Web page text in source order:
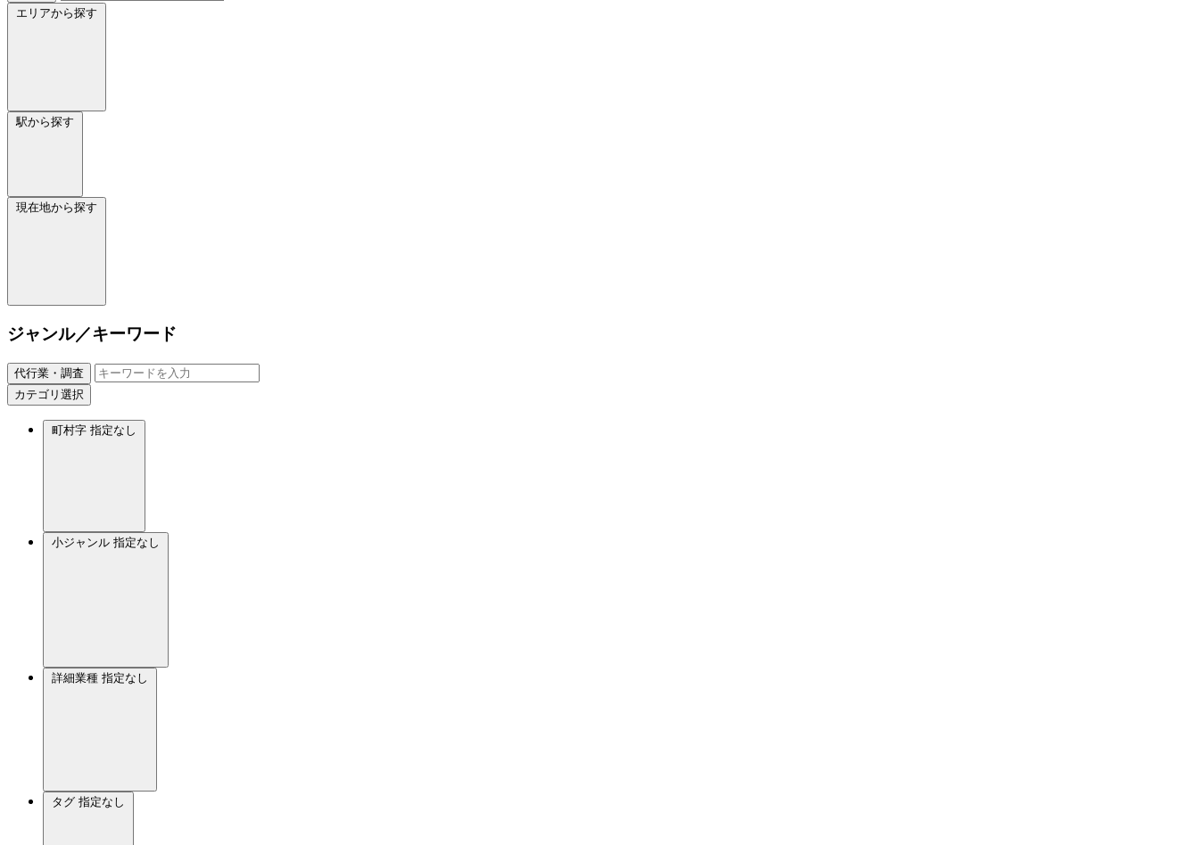
エリアから探す
駅から探す
現在地から探す
ジャンル／キーワード
代行業・調査
カテゴリ選択
町村字 指定なし
小ジャンル 指定なし
詳細業種 指定なし
タグ 指定なし